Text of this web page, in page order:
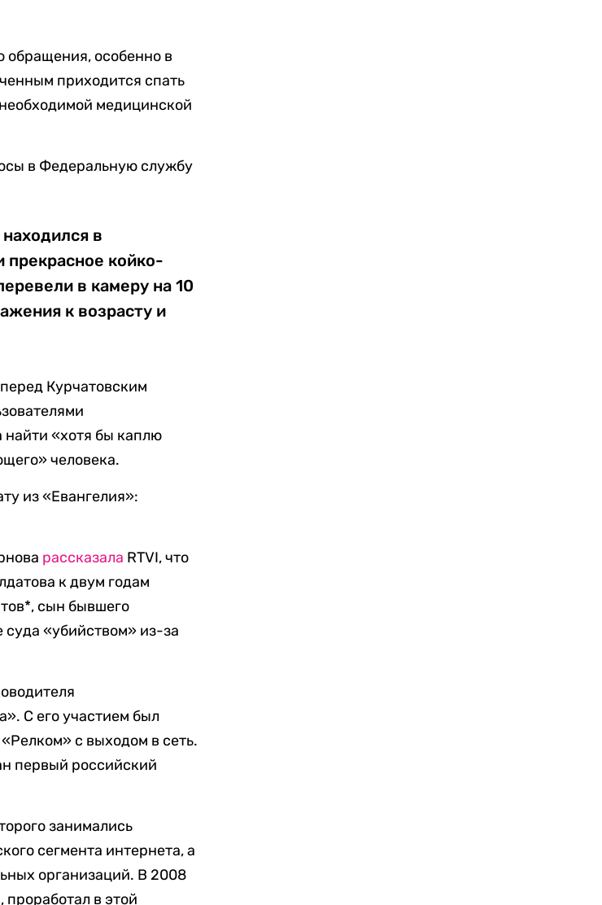
обращения, особенно в
приходится спать
медицинской
в Федеральную службу
в
прекрасное койко-
в камеру на 10
к возрасту и
Курчатовским
найти «хотя бы каплю
человека.
из «Евангелия»:
рассказала RTVI, что
к двум годам
сын бывшего
суда «убийством» из-за
С его участием был
с выходом в сеть.
первый российский
занимались
сегмента интернета, а
организаций. В 2008
проработал в этой